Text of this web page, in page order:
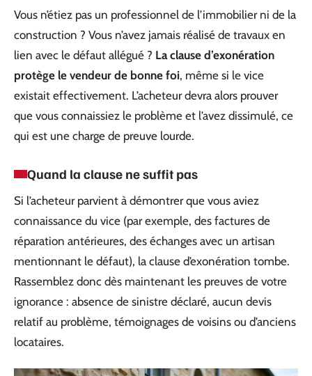
Vous n’étiez pas un professionnel de l’immobilier ni de la
construction ? Vous n’avez jamais réalisé de travaux en
lien avec le défaut allégué ? La clause d’exonération
protège le vendeur de bonne foi, même si le vice
existait effectivement. L’acheteur devra alors prouver
que vous connaissiez le problème et l’avez dissimulé, ce
qui est une charge de preuve lourde.
Quand la clause ne suffit pas
Si l’acheteur parvient à démontrer que vous aviez
connaissance du vice (par exemple, des factures de
réparation antérieures, des échanges avec un artisan
mentionnant le défaut), la clause d’exonération tombe.
Rassemblez donc dès maintenant les preuves de votre
ignorance : absence de sinistre déclaré, aucun devis
relatif au problème, témoignages de voisins ou d’anciens
locataires.